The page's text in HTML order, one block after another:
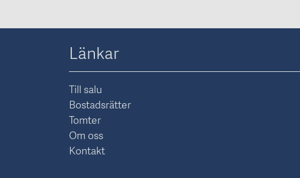
Länkar
Till salu
Bostadsrätter
Tomter
Om oss
Kontakt